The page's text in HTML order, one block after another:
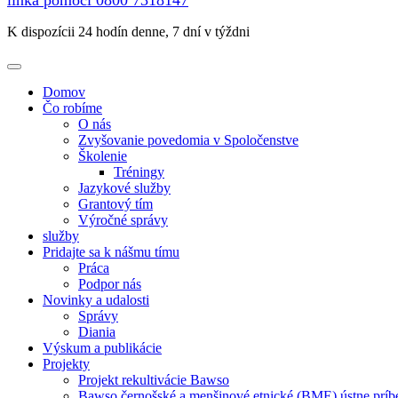
K dispozícii 24 hodín denne, 7 dní v týždni
Domov
Čo robíme
O nás
Zvyšovanie povedomia v Spoločenstve
Školenie
Tréningy
Jazykové služby
Grantový tím
Výročné správy
služby
Pridajte sa k nášmu tímu
Práca
Podpor nás
Novinky a udalosti
Správy
Diania
Výskum a publikácie
Projekty
Projekt rekultivácie Bawso